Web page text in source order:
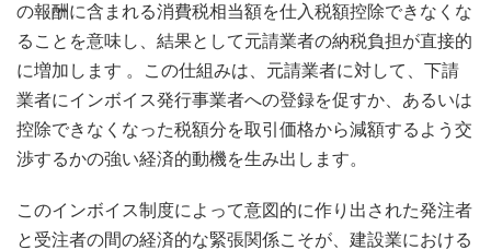
の報酬に含まれる消費税相当額を仕入税額控除できなくな
ることを意味し、結果として元請業者の納税負担が直接的
に増加します 。この仕組みは、元請業者に対して、下請
業者にインボイス発行事業者への登録を促すか、あるいは
控除できなくなった税額分を取引価格から減額するよう交
渉するかの強い経済的動機を生み出します。
このインボイス制度によって意図的に作り出された発注者
と受注者の間の経済的な緊張関係こそが、建設業における